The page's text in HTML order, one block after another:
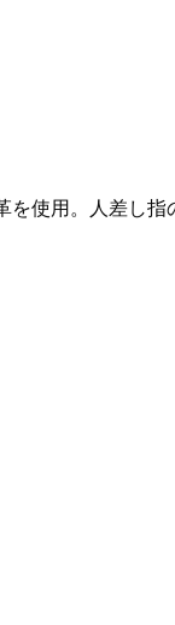
使用。人差し